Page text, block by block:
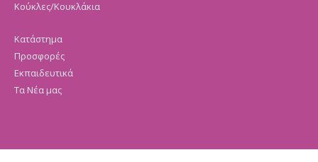
Κούκλες/Κουκλάκια
Κατάστημα
Προσφορές
Εκπαιδευτικά
Τα Νέα μας